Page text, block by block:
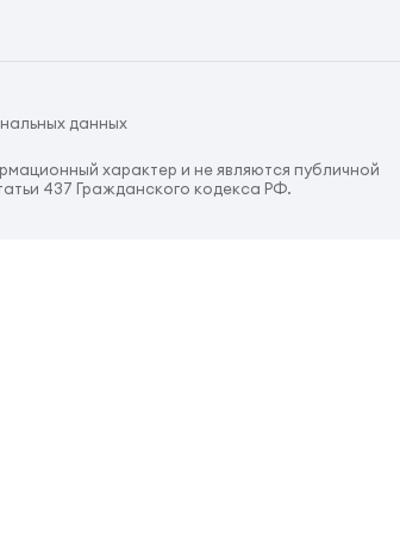
данных
характер и не являются публичной
437 Гражданского кодекса РФ.